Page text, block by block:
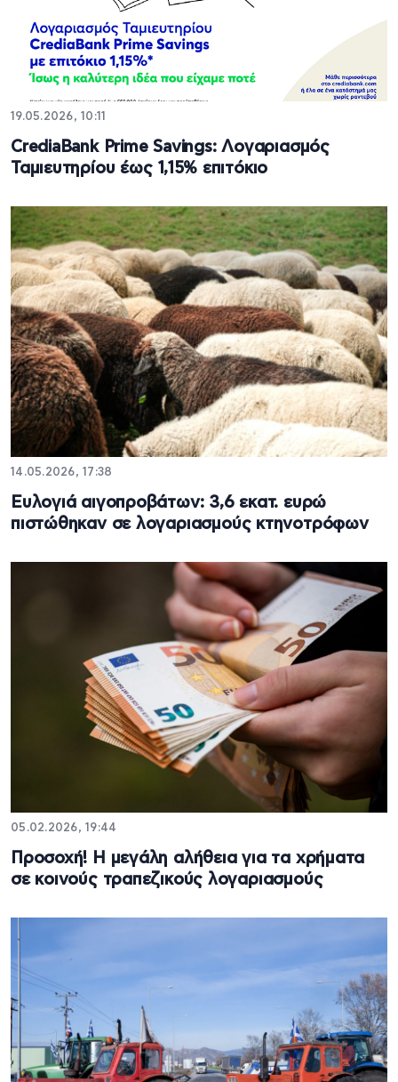
19.05.2026, 10:11
CrediaBank Prime Savings: Λογαριασμός
Ταμιευτηρίου έως 1,15% επιτόκιο
14.05.2026, 17:38
Ευλογιά αιγοπροβάτων: 3,6 εκατ. ευρώ
πιστώθηκαν σε λογαριασμούς κτηνοτρόφων
05.02.2026, 19:44
Προσοχή! Η μεγάλη αλήθεια για τα χρήματα
σε κοινούς τραπεζικούς λογαριασμούς